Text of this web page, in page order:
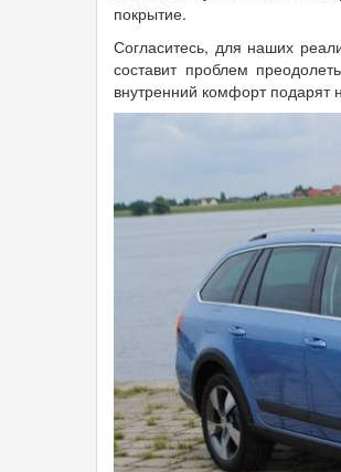
покрытие.
Согласитесь, для наших
составит проблем
внутренний комфорт подарят